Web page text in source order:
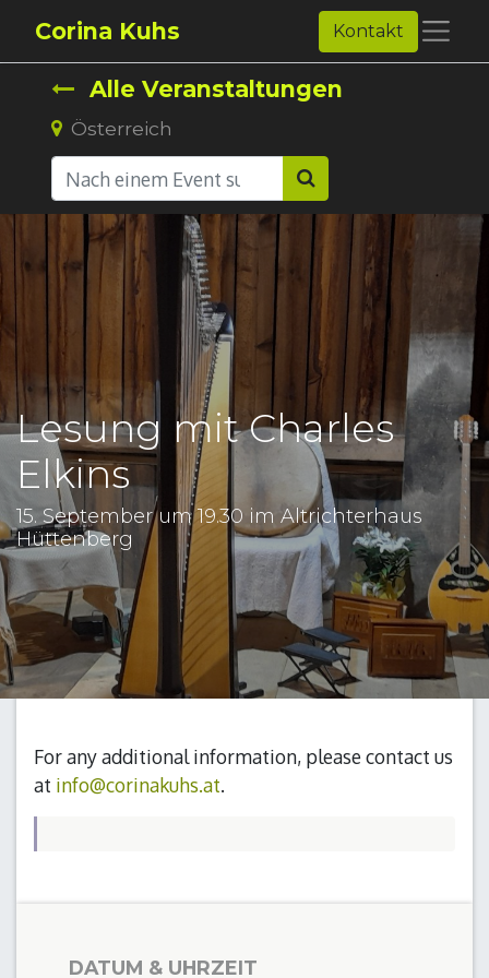
Corina Kuhs Kontakt
Alle Veranstaltungen
Österreich
Lesung mit Charles
Elkins
15. September um 19.30 im Altrichterhaus
Hüttenberg
For any additional information, please contact us
at info@corinakuhs.at.
DATUM & UHRZEIT